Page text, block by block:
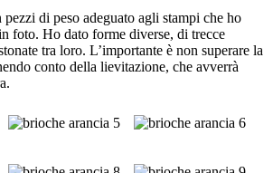
di peso adeguato agli stampi che ho
foto. Ho dato forme diverse, di trecce
tra loro. L’importante è non superare la
conto della lievitazione, che avverrà